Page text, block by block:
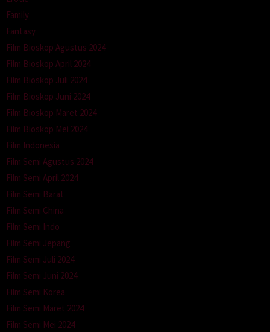
Family
Fantasy
Film Bioskop Agustus 2024
Film Bioskop April 2024
Film Bioskop Juli 2024
Film Bioskop Juni 2024
Film Bioskop Maret 2024
Film Bioskop Mei 2024
Film Indonesia
Film Semi Agustus 2024
Film Semi April 2024
Film Semi Barat
Film Semi China
Film Semi Indo
Film Semi Jepang
Film Semi Juli 2024
Film Semi Juni 2024
Film Semi Korea
Film Semi Maret 2024
Film Semi Mei 2024